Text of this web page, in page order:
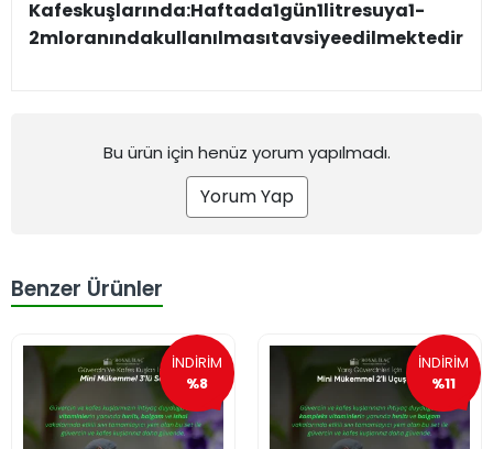
Kafeskuşlarında:Haftada1gün1litresuya1-
2mloranındakullanılmasıtavsiyeedilmektedir.
Bu ürün için henüz yorum yapılmadı.
Yorum Yap
Benzer Ürünler
İNDİRİM
%8
İNDİRİM
%11